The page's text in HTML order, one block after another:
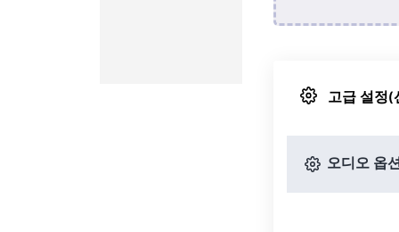
고급 설정(
오디오 옵